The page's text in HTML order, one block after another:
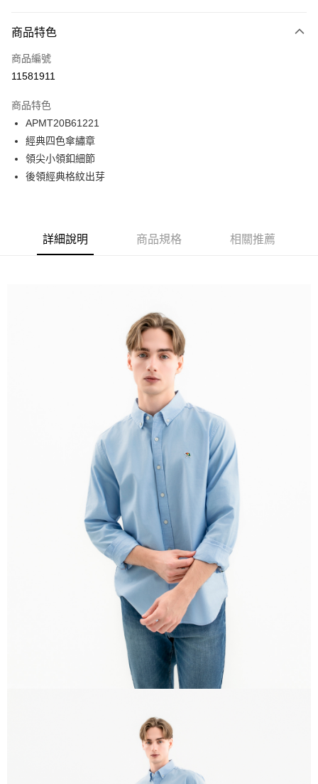
信用卡一次付款
LINE Pay
悠遊付
Google Pay
貨到付款
每筆NT$120，滿NT$1,500(含以上)免運費
商品特色
商品編號
11581911
商品特色
APMT20B61221
經典四色傘繡章
領尖小領釦細節
後領經典格紋出芽
詳細說明 商品規格 相關推薦